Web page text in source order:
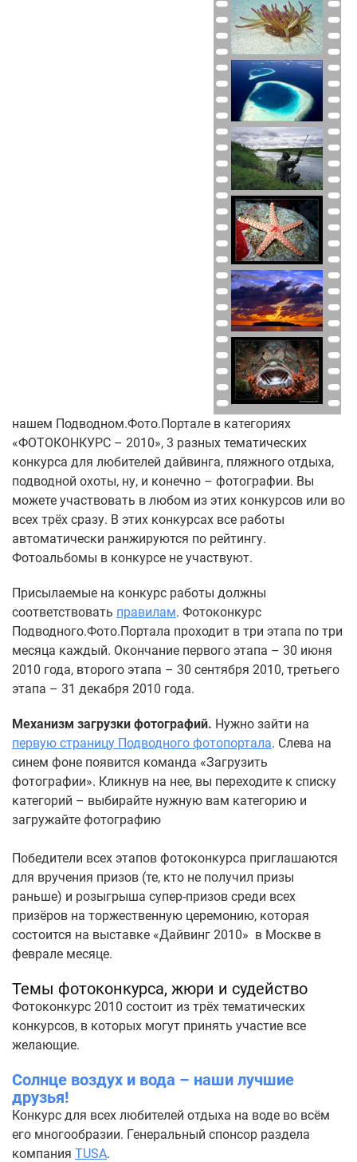
нашем Подводном.Фото.Портале в категориях
«ФОТОКОНКУРС – 2010», 3 разных тематических
конкурса для любителей дайвинга, пляжного отдыха,
подводной охоты, ну, и конечно – фотографии. Вы
можете участвовать в любом из этих конкурсов или во
всех трёх сразу. В этих конкурсах все работы
автоматически ранжируются по рейтингу.
Фотоальбомы в конкурсе не участвуют.
Присылаемые на конкурс работы должны
соответствовать правилам. Фотоконкурс
Подводного.Фото.Портала проходит в три этапа по три
месяца каждый. Окончание первого этапа – 30 июня
2010 года, второго этапа – 30 сентября 2010, третьего
этапа – 31 декабря 2010 года.
Механизм загрузки фотографий. Нужно зайти на
первую страницу Подводного фотопортала. Слева на
синем фоне появится команда «Загрузить
фотографии». Кликнув на нее, вы переходите к списку
категорий – выбирайте нужную вам категорию и
загружайте фотографию
Победители всех этапов фотоконкурса приглашаются
для вручения призов (те, кто не получил призы
раньше) и розыгрыша супер-призов среди всех
призёров на торжественную церемонию, которая
состоится на выставке «Дайвинг 2010» в Москве в
феврале месяце.
Темы фотоконкурса, жюри и судейство
Фотоконкурс 2010 состоит из трёх тематических
конкурсов, в которых могут принять участие все
желающие.
Солнце воздух и вода – наши лучшие
друзья!
Конкурс для всех любителей отдыха на воде во всём
его многообразии. Генеральный спонсор раздела
компания TUSA.